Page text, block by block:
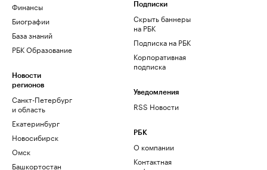
Финансы
Биографии
База знаний
РБК Образование
Новости
регионов
Санкт-Петербург
и область
Екатеринбург
Новосибирск
Омск
Башкортостан
Подписки
Скрыть баннеры
на РБК
Подписка на РБК
Корпоративная
подписка
Уведомления
RSS Новости
РБК
О компании
Контактная